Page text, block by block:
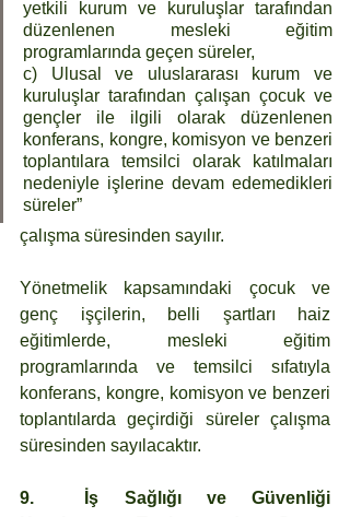
yetkili kurum ve kuruluşlar tarafından
düzenlenen mesleki eğitim
programlarında geçen süreler,
c) Ulusal ve uluslararası kurum ve
kuruluşlar tarafından çalışan çocuk ve
gençler ile ilgili olarak düzenlenen
konferans, kongre, komisyon ve benzeri
toplantılara temsilci olarak katılmaları
nedeniyle işlerine devam edemedikleri
süreler”
çalışma süresinden sayılır.
Yönetmelik kapsamındaki çocuk ve
genç işçilerin, belli şartları haiz
eğitimlerde, mesleki eğitim
programlarında ve temsilci sıfatıyla
konferans, kongre, komisyon ve benzeri
toplantılarda geçirdiği süreler çalışma
süresinden sayılacaktır.
9.	İş Sağlığı ve Güvenliği